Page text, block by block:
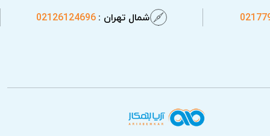
دهد تا گاهی مشکل اولیه حل شود و نیاز به
شمال تهران :02126124696